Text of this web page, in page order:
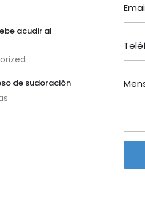
acudir al
de sudoración